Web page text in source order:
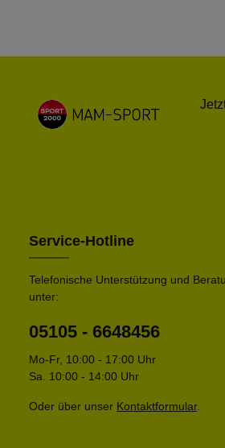
Service-Hotline
Telefonische Unterstützung und
unter:
05105 - 6648456
Mo-Fr, 10:00 - 17:00 Uhr
Sa. 10:00 - 14:00 Uhr
Oder über unser Kontaktformular.